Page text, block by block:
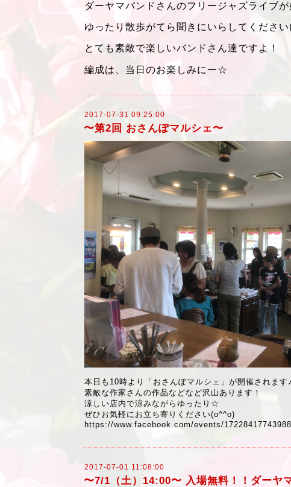
ダーヤマバンドさんのフリージャズライブ
ゆったり散歩がてら聞きにいらしてくださ
とても素敵で楽しいバンドさん達ですよ！
編成は、当日のお楽しみにー☆
2017-07-31 09:25:00
〜第2回 おさんぽマルシェ〜
本日も10時より「おさんぽマルシェ」が開催されます♪
素敵な作家さんの作品などなど沢山あります！
涼しい店内で涼みながらゆったり☆
ぜひお気軽にお立ち寄りください(o^^o)
https://www.facebook.com/events/
2017-07-01 11:08:00
〜7/1（土）14:00〜 入場無料！！ダーヤ